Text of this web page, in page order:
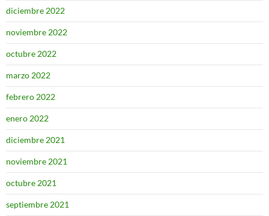
diciembre 2022
noviembre 2022
octubre 2022
marzo 2022
febrero 2022
enero 2022
diciembre 2021
noviembre 2021
octubre 2021
septiembre 2021